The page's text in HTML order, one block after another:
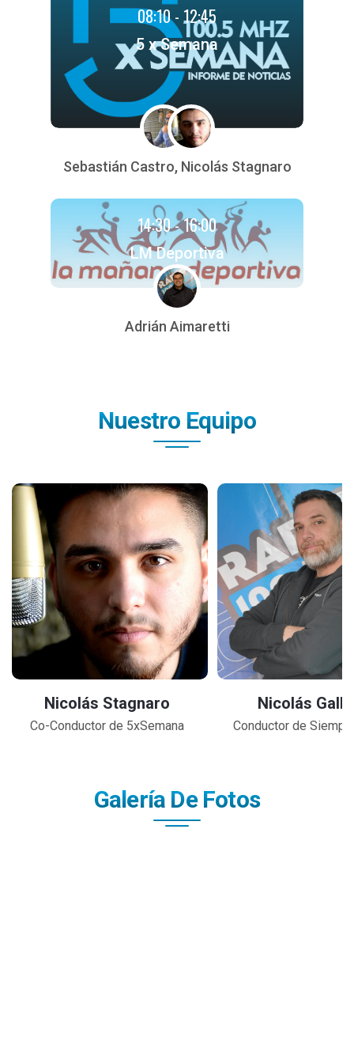
08:10 - 12:45
5 x Semana
Sebastián Castro, Nicolás Stagnaro
14:30 - 16:00
LM Deportiva
Adrián Aimaretti
Nuestro Equipo
Nicolás Stagnaro
Co-Conductor de 5xSemana
Nicolás
Conductor de
Galería De Fotos